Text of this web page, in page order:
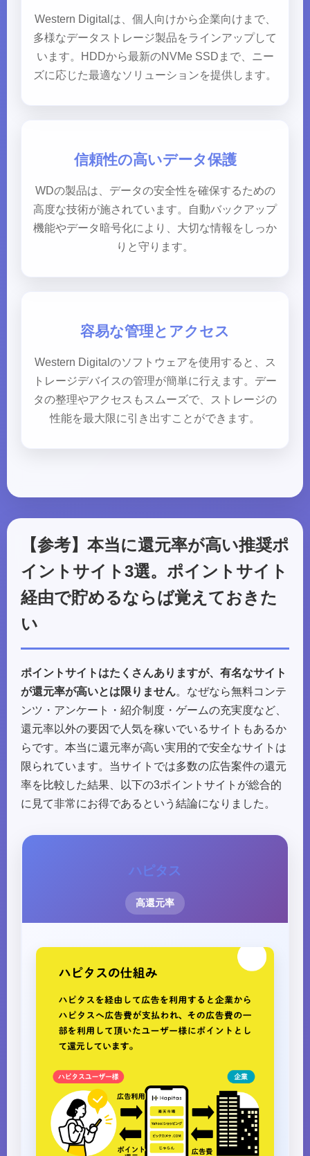
Western Digitalは、個人向けから企業向けまで、
多様なデータストレージ製品をラインアップして
います。HDDから最新のNVMe SSDまで、ニー
ズに応じた最適なソリューションを提供します。
信頼性の高いデータ保護
WDの製品は、データの安全性を確保するための
高度な技術が施されています。自動バックアップ
機能やデータ暗号化により、大切な情報をしっか
りと守ります。
容易な管理とアクセス
Western Digitalのソフトウェアを使用すると、ス
トレージデバイスの管理が簡単に行えます。デー
タの整理やアクセスもスムーズで、ストレージの
性能を最大限に引き出すことができます。
【参考】本当に還元率が高い推奨ポ
イントサイト3選。ポイントサイト
経由で貯めるならば覚えておきた
い
ポイントサイトはたくさんありますが、有名なサイト
が還元率が高いとは限りません。なぜなら無料コンテ
ンツ・アンケート・紹介制度・ゲームの充実度など、
還元率以外の要因で人気を稼いでいるサイトもあるか
らです。本当に還元率が高い実用的で安全なサイトは
限られています。当サイトでは多数の広告案件の還元
率を比較した結果、以下の3ポイントサイトが総合的
に見て非常にお得であるという結論になりました。
ハピタス
高還元率